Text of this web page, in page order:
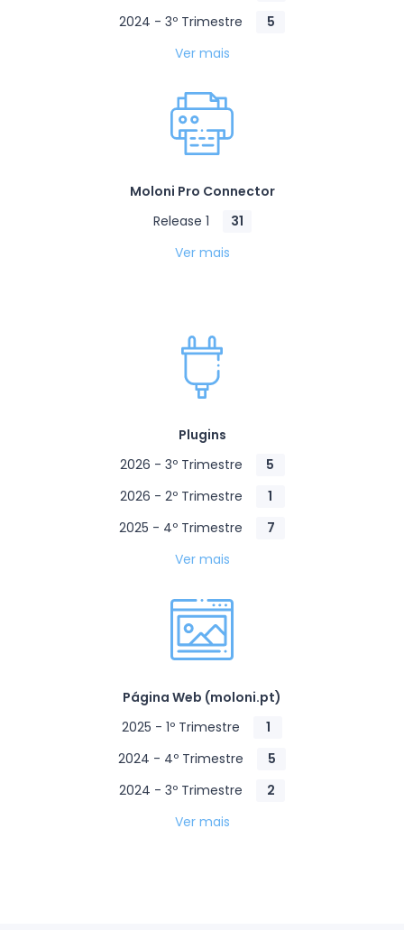
2024 - 3º Trimestre
5
Ver mais
Moloni Pro Connector
Release 1
31
Ver mais
Plugins
2026 - 3º Trimestre
5
2026 - 2º Trimestre
1
2025 - 4º Trimestre
7
Ver mais
Página Web (moloni.pt)
2025 - 1º Trimestre
1
2024 - 4º Trimestre
5
2024 - 3º Trimestre
2
Ver mais